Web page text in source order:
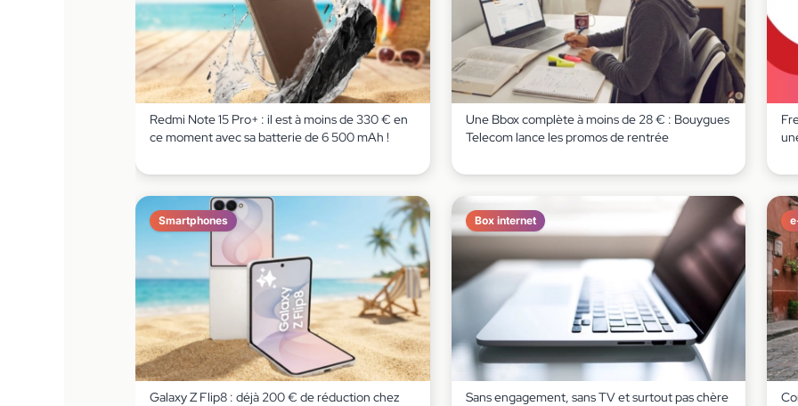
Redmi Note 15 Pro+ : il est à moins de 330 € en
ce moment avec sa batterie de 6 500 mAh !
Une Bbox complète à moins de 28 € : Bouygues
Telecom lance les promos de rentrée
Smartphones
Galaxy Z Flip8 : déjà 200 € de réduction chez
Box internet
Sans engagement, sans TV et surtout pas chère